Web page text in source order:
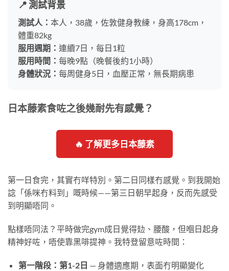
📍 測試背景
測試人： 本人，38歲，佐敦健身教練，身高178cm，
體重82kg
服用週期： 連續7日，每日1粒
服用時間： 每晚9點（晚餐後約1小時）
身體狀況： 每周健身5日，血壓正常，無長期病患
日本藤素食咗之後幾耐先有感覺？
🔥 了解更多日本藤素
第一日食完，其實冇咩特別。第二日同樣冇感覺。到我開始
諗「係咪冇料到」嘅時候——第三日朝早起身，反而先感受
到明顯唔同。
點樣唔同法？平時做完gym成日覺得攰、腰酸，但嗰日起身
精神好咗，唔使靠黑啡提神。我特登留意咗時間：
第一階段：第1-2日 — 身體適應期，表面冇明顯變化